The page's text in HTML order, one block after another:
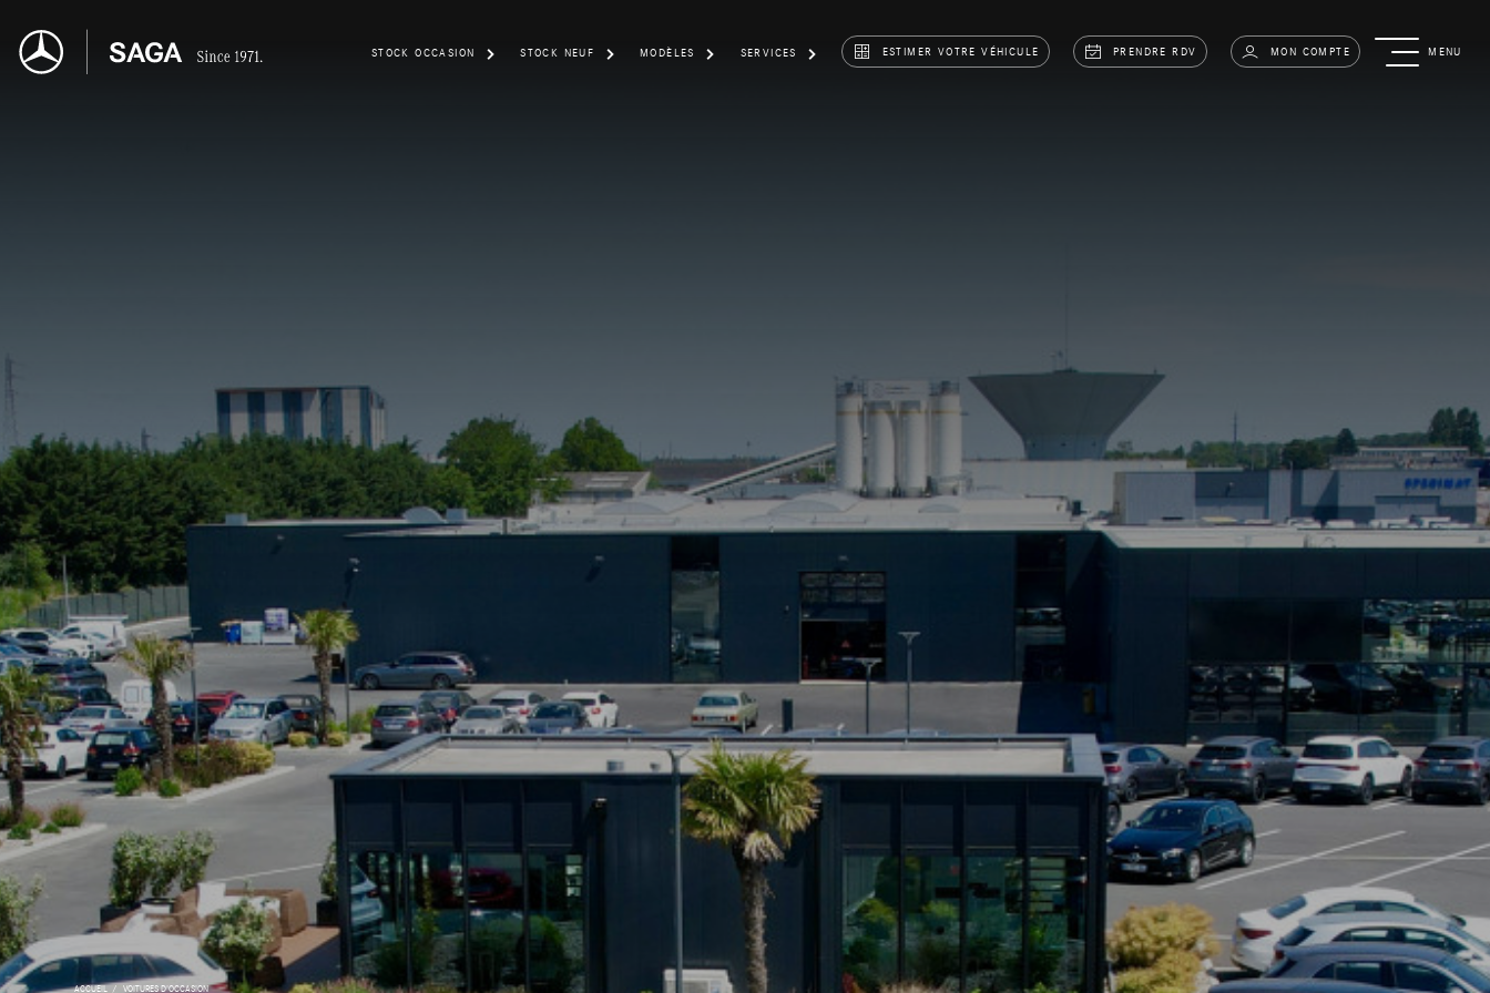
STOCK OCCASION STOCK NEUF MODÈLES SERVICES ESTIMER VOTRE VÉHICULE PRENDRE RDV MON COMPTE MENU
ACCUEIL VOITURES D'OCCASION